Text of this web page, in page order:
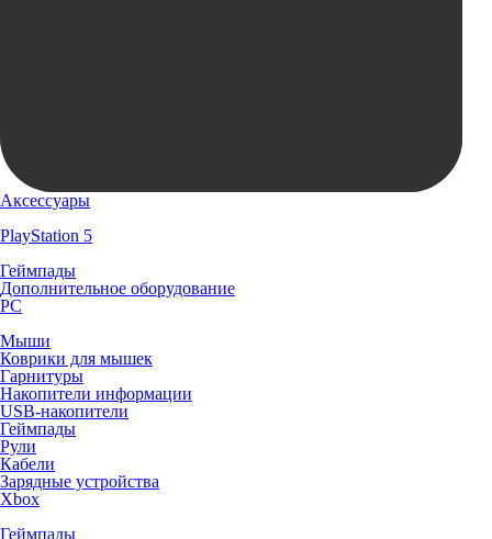
Аксессуары
PlayStation 5
Геймпады
Дополнительное оборудование
PC
Мыши
Коврики для мышек
Гарнитуры
Накопители информации
USB-накопители
Геймпады
Рули
Кабели
Зарядные устройства
Xbox
Геймпады